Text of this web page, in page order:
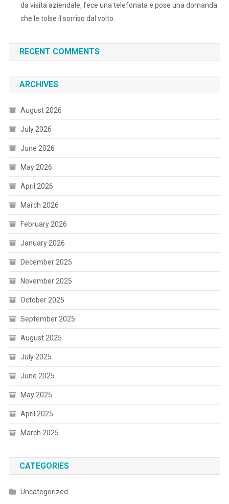
da visita aziendale, fece una telefonata e pose una domanda
che le tolse il sorriso dal volto.
RECENT COMMENTS
ARCHIVES
August 2026
July 2026
June 2026
May 2026
April 2026
March 2026
February 2026
January 2026
December 2025
November 2025
October 2025
September 2025
August 2025
July 2025
June 2025
May 2025
April 2025
March 2025
CATEGORIES
Uncategorized